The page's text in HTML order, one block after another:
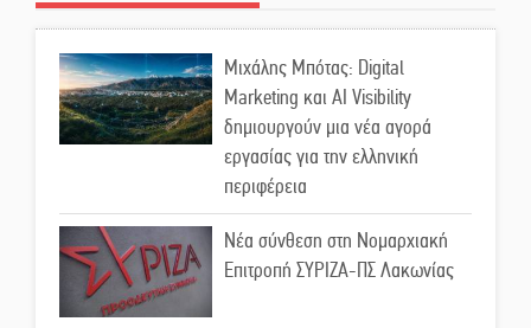
Μιχάλης Μπότας: Digital
Marketing και AI Visibility
δημιουργούν μια νέα αγορά
εργασίας για την ελληνική
περιφέρεια
Νέα σύνθεση στη Νομαρχιακή
Επιτροπή ΣΥΡΙΖΑ-ΠΣ Λακωνίας